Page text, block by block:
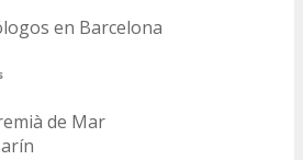
en Barcelona
de Mar